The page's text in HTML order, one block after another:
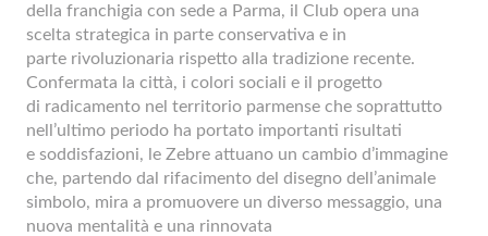
della franchigia con sede a Parma, il Club opera una
scelta strategica in parte conservativa e in
parte rivoluzionaria rispetto alla tradizione recente.
Confermata la città, i colori sociali e il progetto
di radicamento nel territorio parmense che soprattutto
nell’ultimo periodo ha portato importanti risultati
e soddisfazioni, le Zebre attuano un cambio d’immagine
che, partendo dal rifacimento del disegno dell’animale
simbolo, mira a promuovere un diverso messaggio, una
nuova mentalità e una rinnovata